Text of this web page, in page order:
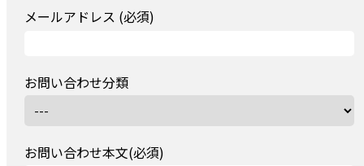
メールアドレス (必須)
お問い合わせ分類
お問い合わせ本文(必須)